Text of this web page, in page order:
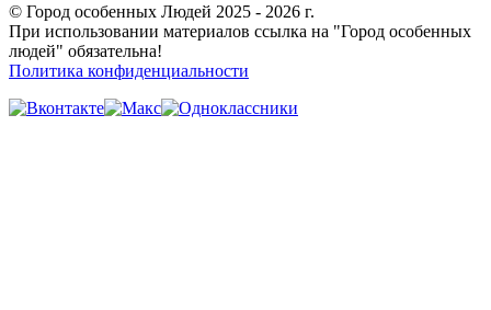
© Город особенных Людей 2025 - 2026 г.
При использовании материалов ссылка на "Город особенных
людей" обязательна!
Политика конфиденциальности